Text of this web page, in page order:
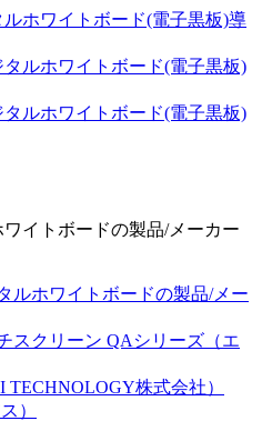
ルホワイトボード(電子黒板)導
ワイトボードの製品/メーカー
ルホワイトボードの製品/メー
スクリーン QAシリーズ（エ
株式会社）
）